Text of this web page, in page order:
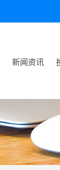
新闻资讯